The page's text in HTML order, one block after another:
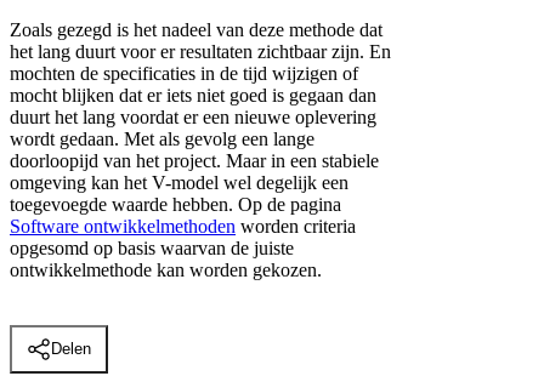
Zoals gezegd is het nadeel van deze methode dat
het lang duurt voor er resultaten zichtbaar zijn. En
mochten de specificaties in de tijd wijzigen of
mocht blijken dat er iets niet goed is gegaan dan
duurt het lang voordat er een nieuwe oplevering
wordt gedaan. Met als gevolg een lange
doorloopijd van het project. Maar in een stabiele
omgeving kan het V-model wel degelijk een
toegevoegde waarde hebben. Op de pagina
Software ontwikkelmethoden worden criteria
opgesomd op basis waarvan de juiste
ontwikkelmethode kan worden gekozen.
Delen